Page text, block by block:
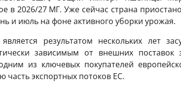
в 2026/27 МГ. Уже сейчас страна
и июль на фоне активного уборки урожая.
результатом нескольких лет
зависимым от внешних поставок
из ключевых покупателей
часть экспортных потоков ЕС.